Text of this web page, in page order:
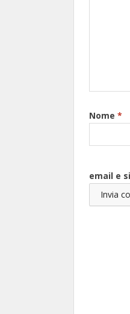
Nome *
email e